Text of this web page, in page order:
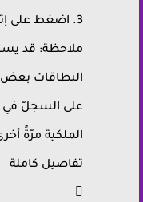
ملاحظة: قد
على السجلّ في
الملكية مرّةً أخرى.
تفاصيل كاملة